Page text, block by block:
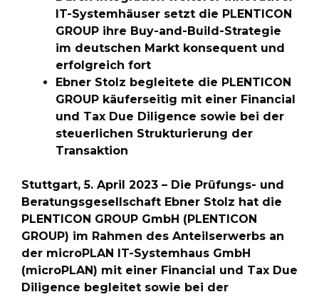
IT-Systemhäuser setzt die PLENTICON
GROUP ihre Buy-and-Build-Strategie
im deutschen Markt konsequent und
erfolgreich fort
Ebner Stolz begleitete die PLENTICON
GROUP käuferseitig mit einer Financial
und Tax Due Diligence sowie bei der
steuerlichen Strukturierung der
Transaktion
Stuttgart, 5. April 2023 – Die Prüfungs- und
Beratungsgesellschaft Ebner Stolz hat die
PLENTICON GROUP GmbH (PLENTICON
GROUP) im Rahmen des Anteilserwerbs an
der microPLAN IT-Systemhaus GmbH
(microPLAN) mit einer Financial und Tax Due
Diligence begleitet sowie bei der